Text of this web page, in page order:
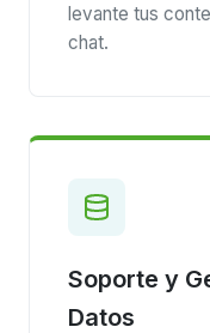
levante tus
chat.
Soporte y
Datos